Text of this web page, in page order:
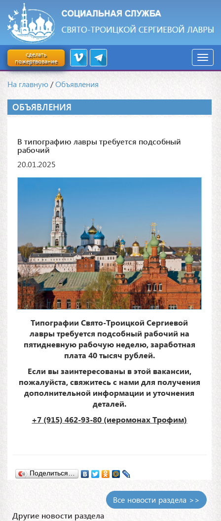
сделать
пожертвование
На главную /Объявления
ОБЪЯВЛЕНИЯ
В типографию лавры требуется подсобный
рабочий
20.01.2025
Типографии Свято-Троицкой Сергиевой
лавры требуется подсобный рабочий на
пятидневную рабочую неделю, заработная
плата 40 тысяч рублей.
Если вы заинтересованы в этой вакансии,
пожалуйста, свяжитесь с нами для получения
дополнительной информации и уточнения
деталей.
+7 (915) 462-93-80 (иеромонах Трофим)
Поделиться…
Все новости раздела >>
Другие новости раздела